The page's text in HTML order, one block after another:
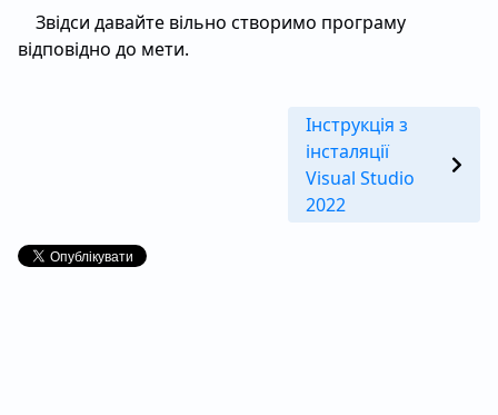
Звідси давайте вільно створимо програму
відповідно до мети.
Інструкція з
інсталяції
Visual Studio
2022